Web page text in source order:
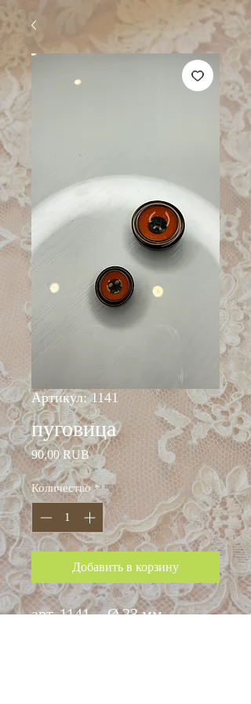
Артикул: 1141
пуговица
90,00 RUBЦена
Количество *
Добавить в корзину
арт. 1141 - Ø 23 мм